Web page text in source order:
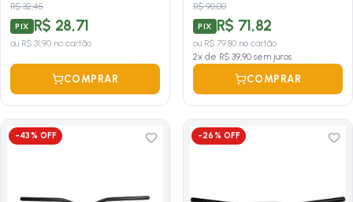
R$ 32,45
PIX R$ 28,71
ou R$ 31,90 no cartão
COMPRAR
R$ 90,00
PIX R$ 71,82
ou R$ 79,80 no cartão
2x de R$ 39,90 sem juros
COMPRAR
-43% OFF -26% OFF